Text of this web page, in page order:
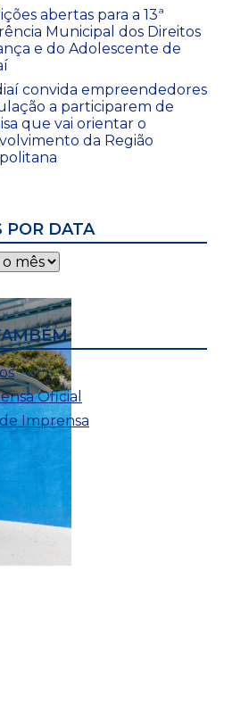
abertas para a 13ª
Municipal dos Direitos
e do Adolescente de
convida empreendedores
a participarem de
que vai orientar o
da Região
POR DATA
Oficial
Imprensa